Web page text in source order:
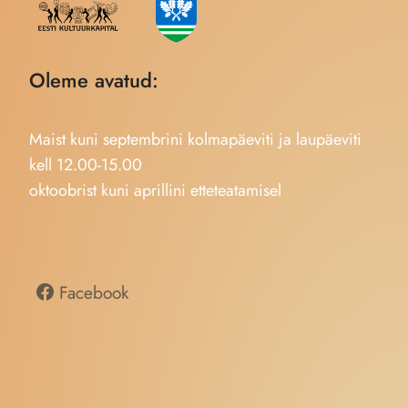
Oleme avatud:
Maist kuni septembrini kolmapäeviti ja laupäeviti
kell 12.00-15.00
oktoobrist kuni aprillini etteteatamisel
Facebook